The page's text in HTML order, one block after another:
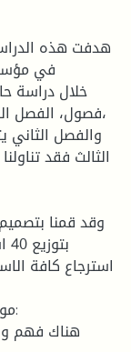
هدفت هذه
في
خلال دراسة
فصول، الفصل
والفصل الثاني
الثالث فقد
وقد قمنا